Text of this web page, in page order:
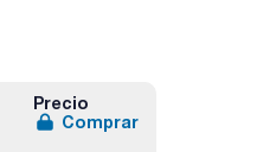
Precio
Comprar